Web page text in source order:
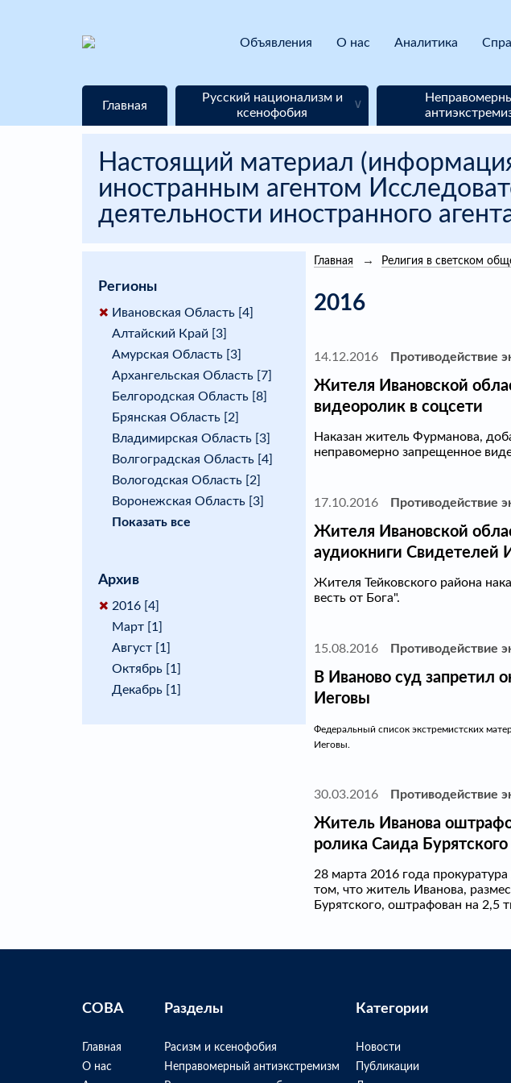
Объявления О нас Аналитика
Главная
Русский национализм и
ксенофобия
Настоящий материал
иностранным агентом
деятельности иностранного
Регионы
Ивановская Область [4]
Алтайский Край [3]
Амурская Область [3]
Архангельская Область [7]
Белгородская Область [8]
Брянская Область [2]
Владимирская Область [3]
Волгоградская Область [4]
Вологодская Область [2]
Воронежская Область [3]
Показать все
Архив
2016 [4]
Март [1]
Август [1]
Октябрь [1]
Декабрь [1]
Главная Религия в светском
2016
14.12.2016 Противодействие
Жителя Ивановской
видеоролик в соцсети
Наказан житель Фурманова,
неправомерно запрещенное
17.10.2016 Противодействие
Жителя Ивановской
аудиокниги Свидетелей
Жителя Тейковского района
весть от Бога".
15.08.2016 Противодействие
В Иваново суд запретил
Иеговы
Федеральный список экстремистских
Иеговы.
30.03.2016 Противодействие
Житель Иванова
ролика Саида Бурятского
28 марта 2016 года
том, что житель Иванова,
Бурятского, оштрафован на 2,5
СОВА
Главная
О нас
Разделы
Расизм и ксенофобия
Неправомерный антиэкстремизм
Категории
Новости
Публикации